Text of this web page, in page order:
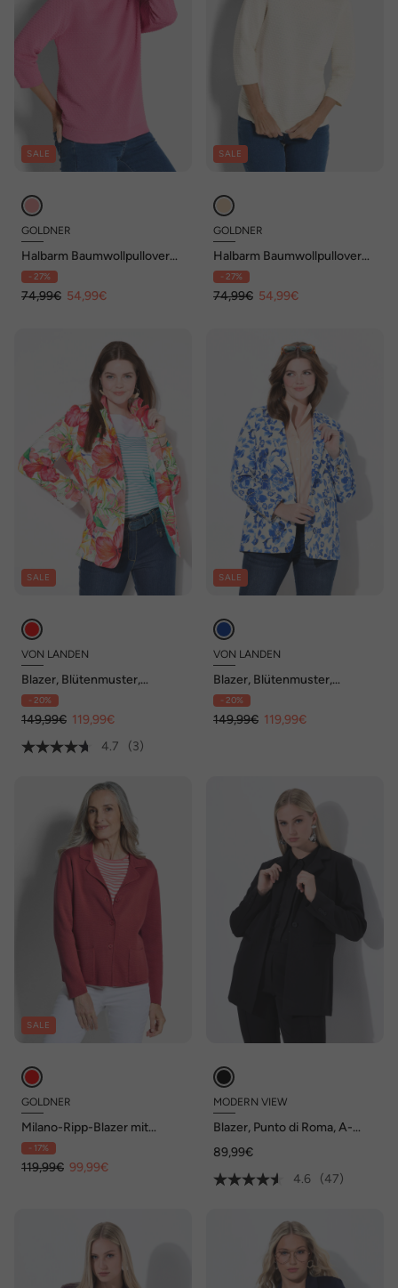
SALE
GOLDNER
Halbarm Baumwollpullover
mit Struktur
- 27%
74,99€ 54,99€
SALE
GOLDNER
Halbarm Baumwollpullover
mit Struktur
- 27%
74,99€ 54,99€
SALE
VON LANDEN
Blazer, Blütenmuster,
Reverskragen, Rückenschlitz
- 20%
149,99€ 119,99€
4.7
(3)
SALE
VON LANDEN
Blazer, Blütenmuster,
Reverskragen, Rückenschlitz
- 20%
149,99€ 119,99€
SALE
GOLDNER
Milano-Ripp-Blazer mit
Reverskragen
- 17%
119,99€ 99,99€
MODERN VIEW
Blazer, Punto di Roma, A-
89,99€
4.6
(47)